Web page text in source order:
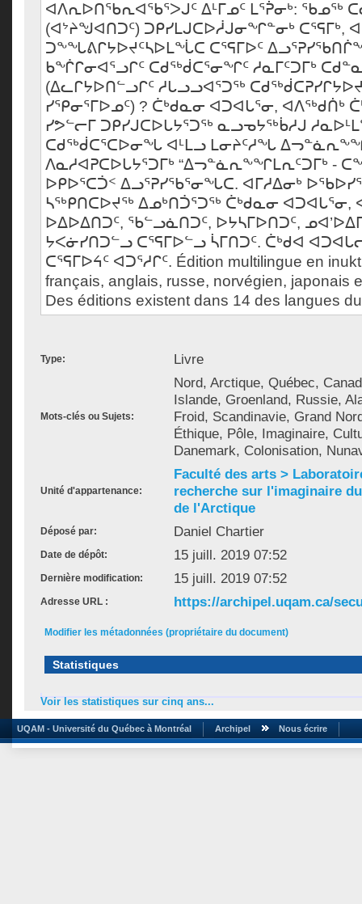
ᐊᐱᕆᐅᑎᖃᕆᐊᖃᕐᐳᒍᑦ ᐃᒻᒥᓄᑦ ᒪᕐᕉᓂᒃ: ᖃᓄᖅ
(ᐊᔾᔨᖑᐊᑎᑐᑦ) ᑐᑭᓯᒪᒍᑕᐅᓲᒍᓂᖏᓐᓂᒃ ᑕᕐᕋᒥᒃ,
ᑐᖕᖓᕕᒋᔭᐅᔪᑦᓴᐅᒪᖔᑕ ᑕᕐᕋᒥᐅᑦ
ᑲᖐᒋᓂᐊᕐᓗᒋᑦ ᑕᑯᖅᑰᑕᕐᓂᖏᑦ ᓱᓇᒥᑦᑐᒥᒃ
(ᐃᓚᒋᔭᐅᑎᓪᓗᒋᑦ ᓱᒐᓗᓗᐊᕐᑐᖅ
ᓯᕿᓂᕐᒥᐅᓄᑦ) ? ᑖᒃᑯᓇᓂ ᐊᑐᐊᒐᕐᓂ, ᐊᐱᖅᑯᑏᒃ
ᓯᕗᓪᓕᒥ ᑐᑭᓯᒍᑕᐅᒐᔭᕐᑐᖅ ᓇᓗᓀᔭᖅᑳᓱᒍ
ᑕᑯᖅᑰᑕᕐᑕᐅᓂᖓ ᐊᒻᒪᓗ ᒪᓂᔨᑦᓱᖓ
ᐱᓇᓱᐊᕈᑕᐅᒐᔭᕐᑐᒥᒃ “ᐃᓓᓐᓈᕆᖕᖏᒪᕆᑦᑐᒥᒃ -
ᐅᑭᐅᕐᑕᑑᑉ ᐃᓗᕐᕈᓯᖃᕐᓂᖓᑕ. ᐊᒥᓱᐃᓂᒃ
ᓴᖅᑭᑎᑕᐅᔪᖅ ᐃᓄᒃᑎᑑᕐᑐᖅ ᑖᒃᑯᓇᓂ ᐊᑐᐊᒐᕐᓂ,
ᐅᐃᐅᐃᑎᑐᑦ, ᖃᓪᓗᓈᑎᑐᑦ, ᐅᔭᓴᒥᐅᑎᑐᑦ,
ᔭᐸᓃᓯᑎᑐᓪᓗ ᑕᕐᕋᒥᐅᓪᓗ ᓵᒥᑎᑐᑦ. ᑖᒃᑯᐊ
ᑕᕐᕋᒥᐅᔦᑦ ᐊᑐᕐᓱᒋᑦ. Édition multilingue en
français, anglais, russe, norvégien, japonais
Des éditions existent dans 14 des langues
Type: Livre
Mots-clés ou Sujets:
Nord, Arctique, Québec,
Islande, Groenland, Russie,
Froid, Scandinavie, Grand
Éthique, Pôle, Imaginaire,
Danemark, Colonisation,
Unité d'appartenance:
Faculté des arts >
recherche sur l'imaginaire
de l'Arctique
Déposé par: Daniel Chartier
Date de dépôt: 15 juill. 2019 07:52
Dernière modification: 15 juill. 2019 07:52
Adresse URL : https://archipel.uqam.ca/
Modifier les métadonnées (propriétaire du document)
Statistiques
Voir les statistiques sur cinq ans...
UQAM - Université du Québec à Montréal Archipel Nous écrire